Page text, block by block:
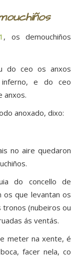
1 , os demouchiños
do ceo os anxos
e do ceo
anxos.
anoxado, dixo:
no aire quedaron
do concello de
os que levantan os
tronos (nubeiros ou
ás ventás.
meter na xente, é
facer nela, co